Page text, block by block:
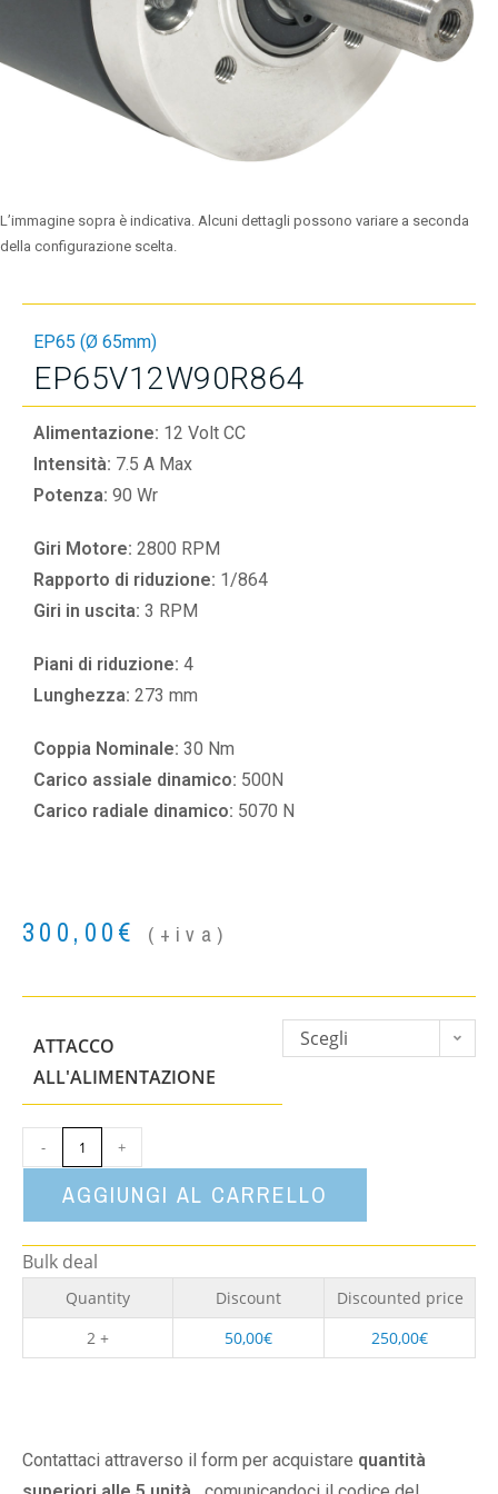
L’immagine sopra è indicativa. Alcuni dettagli possono variare a seconda
della configurazione scelta.
EP65 (Ø 65mm)
EP65V12W90R864
Alimentazione: 12 Volt CC
Intensità: 7.5 A Max
Potenza: 90 Wr
Giri Motore: 2800 RPM
Rapporto di riduzione: 1/864
Giri in uscita: 3 RPM
Piani di riduzione: 4
Lunghezza: 273 mm
Coppia Nominale: 30 Nm
Carico assiale dinamico: 500N
Carico radiale dinamico: 5070 N
300,00€ (+iva)
ATTACCO
ALL'ALIMENTAZIONE
Scegli
- +
AGGIUNGI AL CARRELLO
Bulk deal
Quantity Discount
Discounted price
2 +
50,00€ 250,00€
Contattaci attraverso il form per acquistare quantità